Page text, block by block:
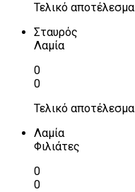
Τελικό αποτέλεσμα
Σταυρός
Λαμία
0
0
Τελικό αποτέλεσμα
Λαμία
Φιλιάτες
0
0